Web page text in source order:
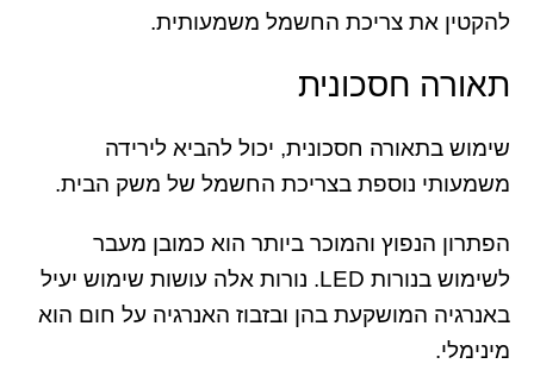
להקטין את צריכת החשמל משמעותית.
תאורה חסכונית
שימוש בתאורה חסכונית, יכול להביא לירידה
משמעותי נוספת בצריכת החשמל של משק הבית.
הפתרון הנפוץ והמוכר ביותר הוא כמובן מעבר
לשימוש בנורות LED. נורות אלה עושות שימוש יעיל
באנרגיה המושקעת בהן ובזבוז האנרגיה על חום הוא
מינימלי.